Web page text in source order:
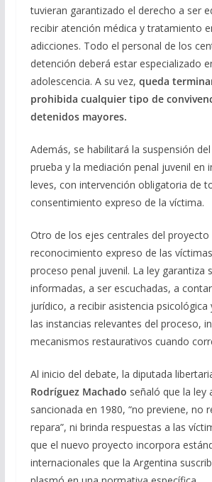
tuvieran garantizado el derecho a ser
recibir atención médica y tratamiento
adicciones. Todo el personal de los
detención deberá estar especializado
adolescencia. A su vez, queda
prohibida cualquier tipo de
detenidos mayores.
Además, se habilitará la suspensión
prueba y la mediación penal juvenil en
leves, con intervención obligatoria de
consentimiento expreso de la víctima.
Otro de los ejes centrales del proyecto
reconocimiento expreso de las
proceso penal juvenil. La ley garantiza
informadas, a ser escuchadas, a
jurídico, a recibir asistencia psicológica
las instancias relevantes del proceso,
mecanismos restaurativos cuando
Al inicio del debate, la diputada
Rodríguez Machado señaló que la ley
sancionada en 1980, “no previene, no
repara”, ni brinda respuestas a las
que el nuevo proyecto incorpora
internacionales que la Argentina